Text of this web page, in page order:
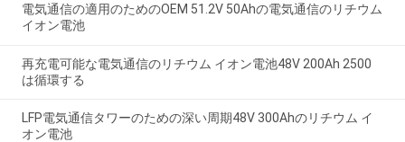
電気通信の適用のためのOEM 51.2V 50Ahの電気通信のリチウム
イオン電池
再充電可能な電気通信のリチウム イオン電池48V 200Ah 2500
は循環する
LFP電気通信タワーのための深い周期48V 300Ahのリチウム イ
オン電池